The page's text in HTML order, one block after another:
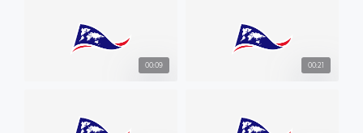
00:09 00:21